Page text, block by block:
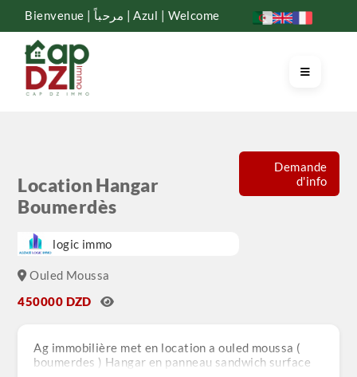
Bienvenue | مرحباً | Azul | Welcome
Location Hangar
Boumerdès
logic immo
Ouled Moussa
450000 DZD
Demande
d'info
Ag immobilière met en location a ouled moussa (
boumerdes ) Hangar en panneau sandwich surface